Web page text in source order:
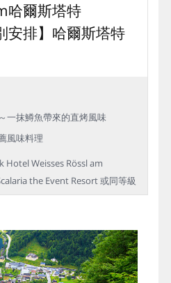
哈爾斯塔特
排】哈爾斯塔特
一抹鱒魚帶來的直烤風味
風味料理
Hotel Weisses Rössl am
the Event Resort 或同等級